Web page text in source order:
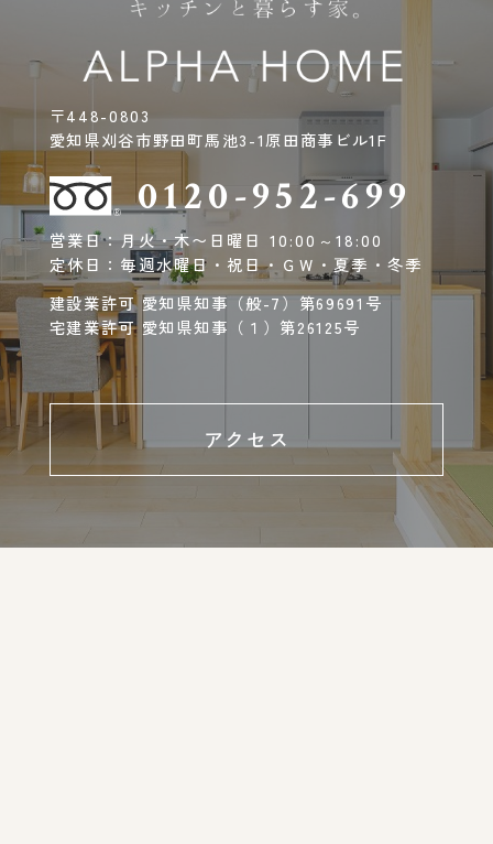
〒448-0803
愛知県刈谷市野田町馬池3-1原田商事ビル1F
0120-952-699
営業日：月火・木〜日曜日 10:00～18:00
定休日：毎週水曜日・祝日・ＧＷ・夏季・冬季
建設業許可 愛知県知事（般-7）第69691号
宅建業許可 愛知県知事（１）第26125号
アクセス